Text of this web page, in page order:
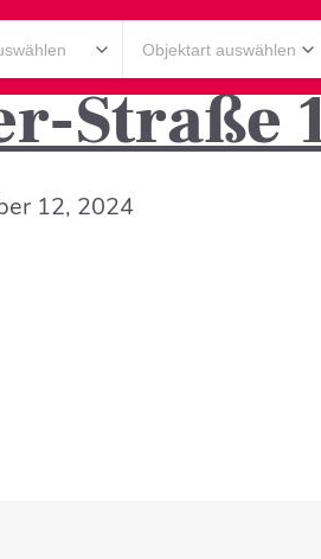
Objektart auswählen
Straße
12, 2024